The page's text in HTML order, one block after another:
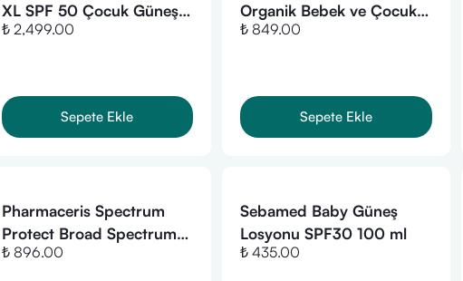
XL SPF 50 Çocuk Güneş
Spreyi 200 ml
₺ 2,499.00
Sepete Ekle
Organik Bebek ve Çocuk
Mineral Güneş Kremi SPF
₺ 849.00
Sepete Ekle
Pharmaceris Spectrum
Protect Broad Spectrum
Protective Cream SPF
₺ 896.00
Sebamed Baby Güneş
Losyonu SPF30 100 ml
₺ 435.00